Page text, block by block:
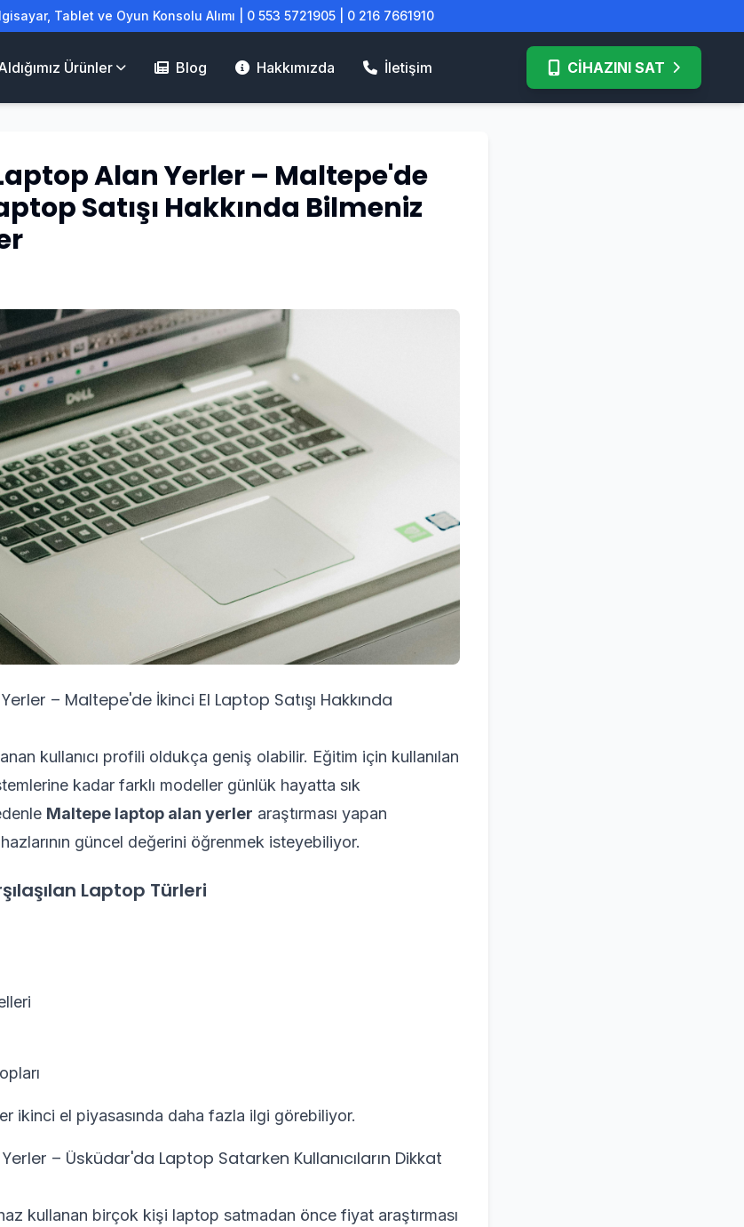
Tablet ve Oyun Konsolu Alımı | 0 553 5721905 | 0 216 7661910
Ürünler Blog Hakkımızda İletişim CİHAZINI SAT
Alan Yerler – Maltepe'de
Satışı Hakkında Bilmeniz
– Maltepe'de İkinci El Laptop Satışı Hakkında
kullanıcı profili oldukça geniş olabilir. Eğitim için kullanılan
kadar farklı modeller günlük hayatta sık
Maltepe laptop alan yerler araştırması yapan
güncel değerini öğrenmek isteyebiliyor.
Laptop Türleri
ikinci el piyasasında daha fazla ilgi görebiliyor.
– Üsküdar'da Laptop Satarken Kullanıcıların Dikkat
kullanan birçok kişi laptop satmadan önce fiyat araştırması